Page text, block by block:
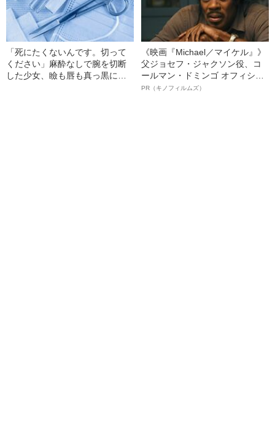
「死にたくないんです。切って
ください」麻酔なしで腕を切断
した少女、瞼も唇も真っ黒に腫
《映画『Michael／マイケル』》
父ジョセフ・ジャクソン役、コ
ールマン・ドミンゴ オフィシャ
ルインタビュー“観客を魅了した
PR（キノフィルムズ）